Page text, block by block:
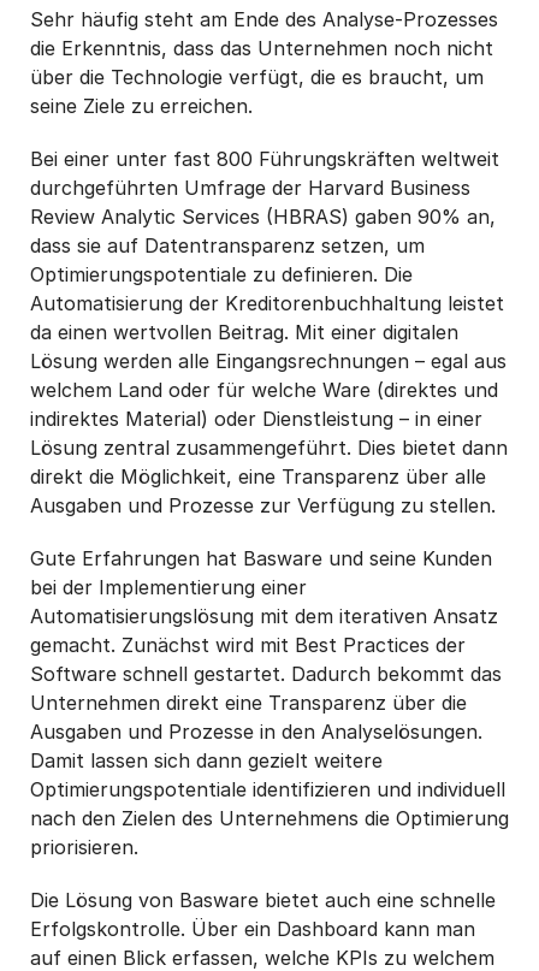
Sehr häufig steht am Ende des Analyse-Prozesses
die Erkenntnis, dass das Unternehmen noch nicht
über die Technologie verfügt, die es braucht, um
seine Ziele zu erreichen.
Bei einer unter fast 800 Führungskräften weltweit
durchgeführten Umfrage der Harvard Business
Review Analytic Services (HBRAS) gaben 90% an,
dass sie auf Datentransparenz setzen, um
Optimierungspotentiale zu definieren. Die
Automatisierung der Kreditorenbuchhaltung leistet
da einen wertvollen Beitrag. Mit einer digitalen
Lösung werden alle Eingangsrechnungen – egal aus
welchem Land oder für welche Ware (direktes und
indirektes Material) oder Dienstleistung – in einer
Lösung zentral zusammengeführt. Dies bietet dann
direkt die Möglichkeit, eine Transparenz über alle
Ausgaben und Prozesse zur Verfügung zu stellen.
Gute Erfahrungen hat Basware und seine Kunden
bei der Implementierung einer
Automatisierungslösung mit dem iterativen Ansatz
gemacht. Zunächst wird mit Best Practices der
Software schnell gestartet. Dadurch bekommt das
Unternehmen direkt eine Transparenz über die
Ausgaben und Prozesse in den Analyselösungen.
Damit lassen sich dann gezielt weitere
Optimierungspotentiale identifizieren und individuell
nach den Zielen des Unternehmens die Optimierung
priorisieren.
Die Lösung von Basware bietet auch eine schnelle
Erfolgskontrolle. Über ein Dashboard kann man
auf einen Blick erfassen, welche KPIs zu welchem